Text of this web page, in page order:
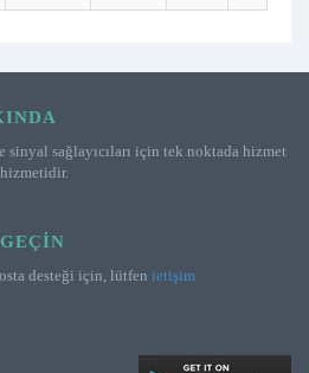
sağlayıcıları için tek noktada hizmet
desteği için, lütfen ietişim